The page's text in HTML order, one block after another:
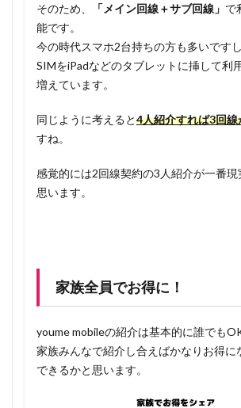
そのため、 「メイン回線＋サブ回線」 で
能です。
今の時代スマホ2台持ちの方も多いです
SIMをiPadなどのタブレットに挿して利
増えています。
同じように考えると4人紹介すれば3回線
すね。
感覚的には2回線契約の3人紹介が一番現
思います。
家族全員でお得に！
youme mobileの紹介は基本的に誰でも
家族みんなで紹介し合えばかなりお得に
できるかと思います。